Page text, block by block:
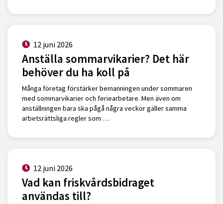
12 juni 2026
Anställa sommarvikarier? Det här
behöver du ha koll på
Många företag förstärker bemanningen under sommaren
med sommarvikarier och feriearbetare. Men även om
anställningen bara ska pågå några veckor gäller samma
arbetsrättsliga regler som …
12 juni 2026
Vad kan friskvårdsbidraget
användas till?